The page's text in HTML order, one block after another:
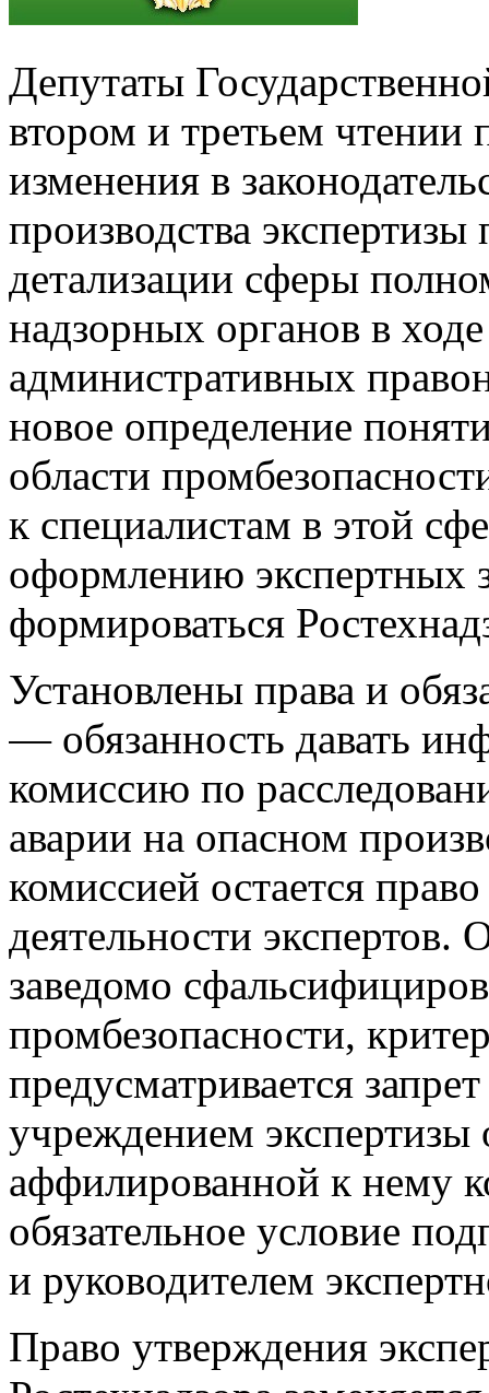
Депутаты
втором и третьем чтении
изменения в
производства
детализации сферы
надзорных органов в
административных
новое определение
области
к специалистам в этой
оформлению экспертных
формироваться
Установлены права и
— обязанность давать
комиссию по
аварии на опасном
комиссией остается
деятельности экспертов.
заведомо
промбезопасности,
предусматривается
учреждением экспертизы
аффилированной к нему
обязательное условие
и руководителем
Право утверждения